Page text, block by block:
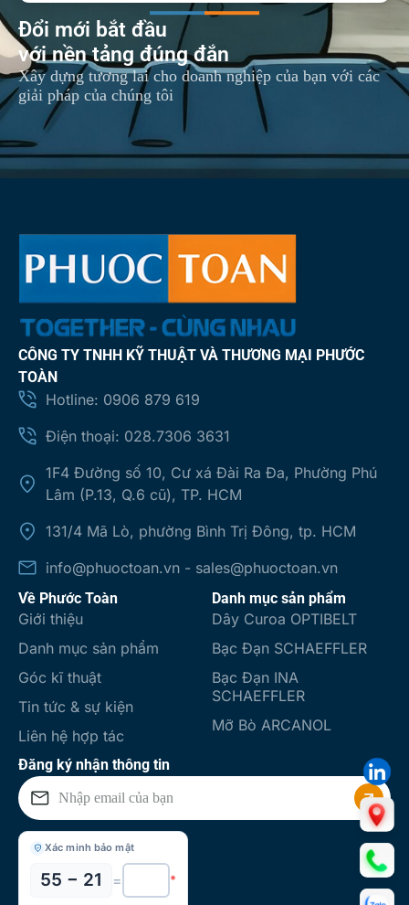
Đổi mới bắt đầu
với nền tảng đúng đắn
Xây dựng tương lai cho doanh nghiệp của bạn với các
giải pháp của chúng tôi
CÔNG TY TNHH KỸ THUẬT VÀ THƯƠNG MẠI PHƯỚC
TOÀN
Hotline: 0906 879 619
Điện thoại: 028.7306 3631
1F4 Đường số 10, Cư xá Đài Ra Đa, Phường Phú
Lâm (P.13, Q.6 cũ), TP. HCM
131/4 Mã Lò, phường Bình Trị Đông, tp. HCM
info@phuoctoan.vn - sales@phuoctoan.vn
Về Phước Toàn
Giới thiệu
Danh mục sản phẩm
Góc kĩ thuật
Tin tức & sự kiện
Liên hệ hợp tác
Danh mục sản phẩm
Dây Curoa OPTIBELT
Bạc Đạn SCHAEFFLER
Bạc Đạn INA
SCHAEFFLER
Mỡ Bò ARCANOL
Đăng ký nhận thông tin
Xác minh bảo mật
55 − 21 = *